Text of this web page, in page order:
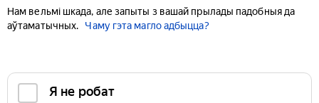
Нам вельмі шкада, але запыты з вашай прылады падобныя да
аўтаматычных.
Чаму гэта магло адбыцца?
Я не робат